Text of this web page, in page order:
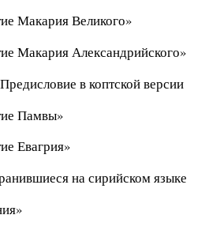
Макария Великого»
Макария Александрийского»
в коптской версии
Памвы»
Евагрия»
на сирийском языке